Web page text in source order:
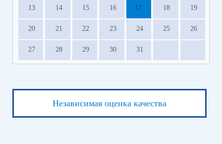
13 14 15 16 17 18 19
20 21 22 23 24 25 26
27 28 29 30 31
Независимая оценка качества